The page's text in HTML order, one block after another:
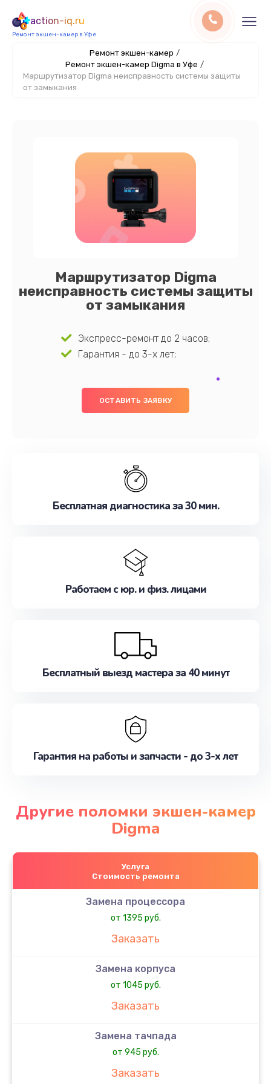
action-iq.ru
Ремонт экшен-камер в Уфе
Ремонт экшен-камер /
Ремонт экшен-камер Digma в Уфе /
Маршрутизатор Digma неисправность системы защиты
от замыкания
Маршрутизатор Digma
неисправность системы защиты
от замыкания
Экспресс-ремонт до 2 часов;
Гарантия - до 3-х лет;
ОСТАВИТЬ ЗАЯВКУ
Бесплатная диагностика за 30 мин.
Работаем с юр. и физ. лицами
Бесплатный выезд мастера за 40 минут
Гарантия на работы и запчасти - до 3-х лет
Другие поломки экшен-камер
Digma
Услуга
Стоимость ремонта
Замена процессора
от 1395 руб.
Заказать
Замена корпуса
от 1045 руб.
Заказать
Замена тачпада
от 945 руб.
Заказать